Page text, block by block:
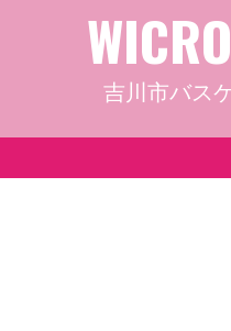
吉川市バス